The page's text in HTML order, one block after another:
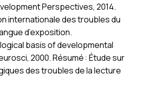
Perspectives, 2014.
internationale des troubles du
d’exposition.
basis of developmental
2000. Résumé : Étude sur
des troubles de la lecture